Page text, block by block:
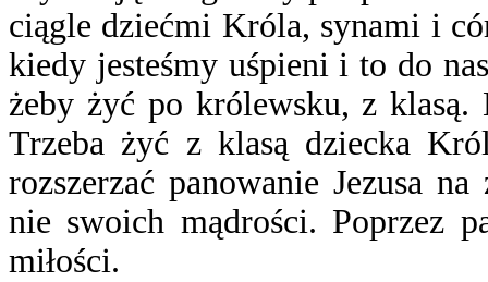
ciągle dziećmi Króla, synami i
kiedy jesteśmy uśpieni i to do
żeby żyć po królewsku, z
Trzeba żyć z klasą dziecka
rozszerzać panowanie Jezusa
nie swoich mądrości. Poprzez
miłości.